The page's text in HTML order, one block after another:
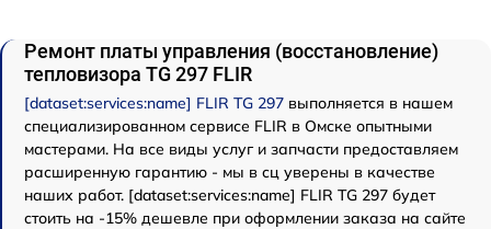
Ремонт платы управления (восстановление)
тепловизора TG 297 FLIR
[dataset:services:name] FLIR TG 297 выполняется в нашем
специализированном сервисе FLIR в Омске опытными
мастерами. На все виды услуг и запчасти предоставляем
расширенную гарантию - мы в сц уверены в качестве
наших работ. [dataset:services:name] FLIR TG 297 будет
стоить на -15% дешевле при оформлении заказа на сайте